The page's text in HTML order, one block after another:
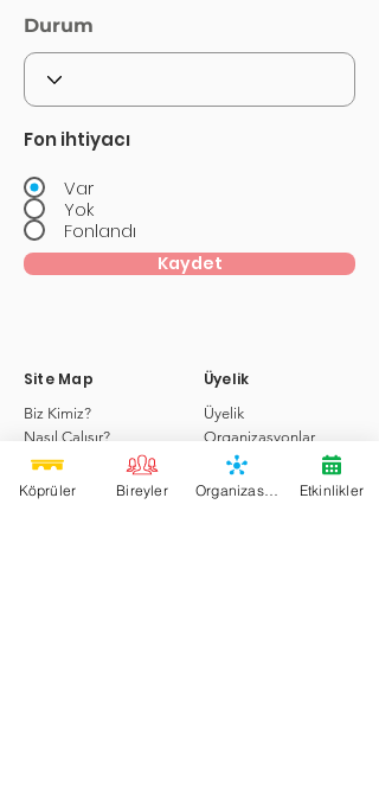
Durum
Fon ihtiyacı
Var
Yok
Fonlandı
Kaydet
Site Map
Biz Kimiz?
Nasıl Çalışır?
Nasıl Üye Olurum?
Köprüler
Üyelik
Üyelik
Organizasyonlar
Bireyler
Davet
Köprüler Bireyler Organizasyonlar Etkinlikler